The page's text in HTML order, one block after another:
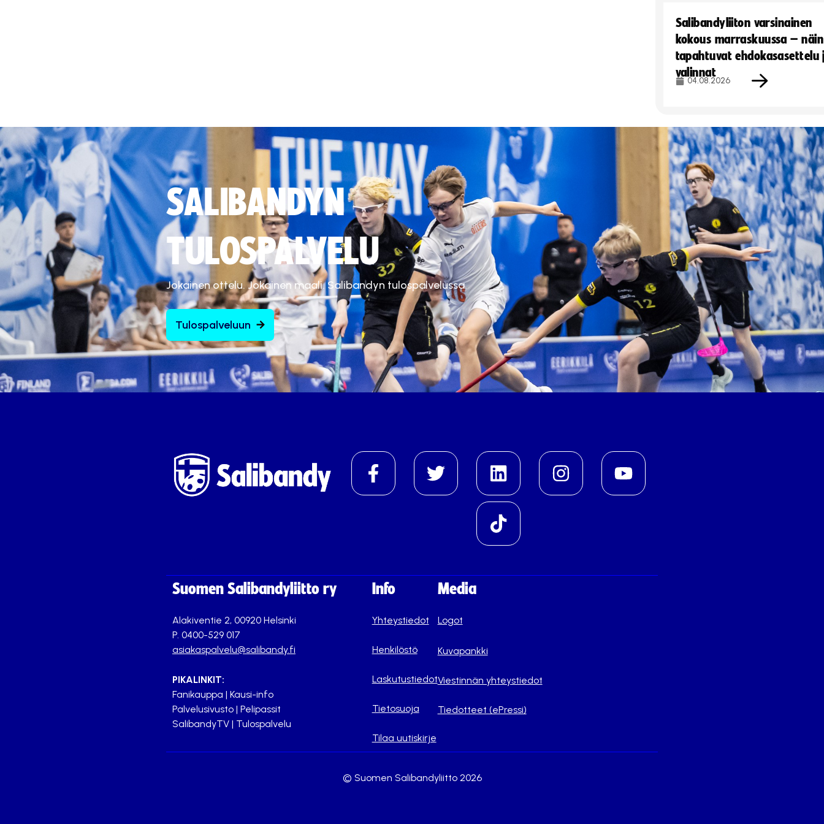
Salibandyliiton varsinainen
kokous marraskuussa – näin
tapahtuvat ehdokasasettelu
valinnat
04.08.2026
SALIBANDYN
TULOSPALVELU
Jokainen ottelu. Jokainen maali. Salibandyn tulospalvelussa.
Tulospalveluun
Suomen Salibandyliitto ry
Alakiventie 2, 00920 Helsinki
P. 0400-529 017
asiakaspalvelu@salibandy.fi
PIKALINKIT:
Fanikauppa | Kausi-info
Palvelusivusto | Pelipassit
SalibandyTV | Tulospalvelu
Info
Yhteystiedot
Henkilöstö
Laskutustiedot
Tietosuoja
Tilaa uutiskirje
Media
Logot
Kuvapankki
Viestinnän yhteystiedot
Tiedotteet (ePressi)
© Suomen Salibandyliitto 2026